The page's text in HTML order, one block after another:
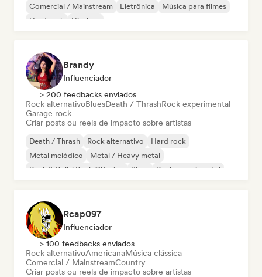
Comercial / Mainstream
Eletrônica
Música para filmes
Hard rock
Hip-hop
Brandy
Influenciador
> 200 feedbacks enviados
Rock alternativoBluesDeath / ThrashRock experimental
Garage rock
Criar posts ou reels de impacto sobre artistas
Death / Thrash Rock alternativo
Hard rock
Metal melódico
Metal / Heavy metal
Rock & Roll / Rock Clássico
Blues Rock experimental
Rcap097
Influenciador
> 100 feedbacks enviados
Rock alternativoAmericanaMúsica clássica
Comercial / MainstreamCountry
Criar posts ou reels de impacto sobre artistas